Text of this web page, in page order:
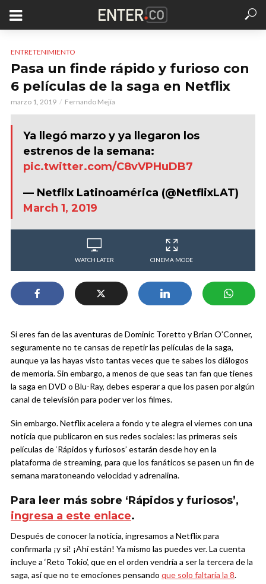
ENTRETENIMIENTO
Pasa un finde rápido y furioso con
6 películas de la saga en Netflix
marzo 1, 2019 Fernando Mejía
Ya llegó marzo y ya llegaron los
estrenos de la semana:
pic.twitter.com/C8vVPHuDB7
— Netflix Latinoamérica (@NetflixLAT)
March 1, 2019
WATCH LATER CINEMA MODE
Si eres fan de las aventuras de Dominic Toretto y Brian O’Conner,
seguramente no te cansas de repetir las películas de la saga,
aunque ya las hayas visto tantas veces que te sabes los diálogos
de memoria. Sin embargo, a menos de que seas tan fan que tienes
la saga en DVD o Blu-Ray, debes esperar a que los pasen por algún
canal de televisión para poder ver los filmes.
Sin embargo. Netflix acelera a fondo y te alegra el viernes con una
noticia que publicaron en sus redes sociales: las primeras seis
películas de ‘Rápidos y furiosos’ estarán desde hoy en la
plataforma de streaming, para que los fanáticos se pasen un fin de
semana maratoneando velocidad y adrenalina.
Para leer más sobre ‘Rápidos y furiosos’,
ingresa a este enlace.
Después de conocer la noticia, ingresamos a Netflix para
confirmarla ¡y sí! ¡Ahí están! Ya mismo las puedes ver. La cuenta
incluye a ‘Reto Tokio’, que en el orden vendría a ser la tercera de la
saga, así que no te emociones pensando que solo faltaría la 8.